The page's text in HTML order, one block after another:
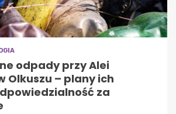
odpady przy Alei
Olkuszu – plany ich
za